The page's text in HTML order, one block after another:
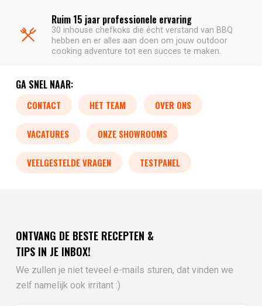
Ruim 15 jaar professionele ervaring
30 inhouse chefkoks die écht verstand van BBQ
hebben en er alles aan doen om jouw outdoor
cooking adventure tot een succes te maken.
GA SNEL NAAR:
CONTACT HET TEAM OVER ONS
VACATURES ONZE SHOWROOMS
VEELGESTELDE VRAGEN TESTPANEL
ONTVANG DE BESTE RECEPTEN &
TIPS IN JE INBOX!
We zullen je niet teveel e-mails sturen, dat vinden we
zelf namelijk ook irritant :)